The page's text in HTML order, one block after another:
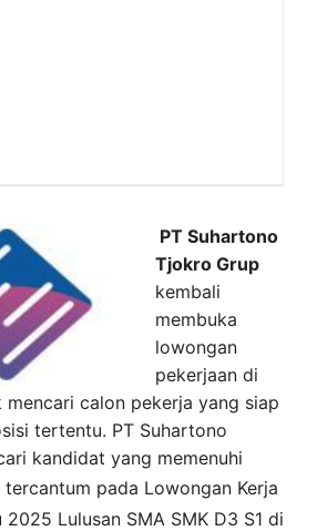
PT Suhartono
Tjokro Grup
kembali
membuka
lowongan
pekerjaan di
calon pekerja yang siap
tertentu. PT Suhartono
kandidat yang memenuhi
pada Lowongan Kerja
2025 Lulusan SMA SMK D3 S1 di